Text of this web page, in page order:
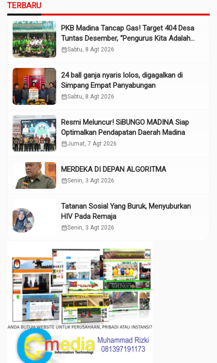
TERBARU
PKB Madina Tancap Gas! Target 404 Desa
Tuntas Desember, “Pengurus Kita Adalah
Tokoh”
calendar_monthSabtu, 8 Agt 2026
24 ball ganja nyaris lolos, digagalkan di
Simpang Empat Panyabungan
calendar_monthSabtu, 8 Agt 2026
Resmi Meluncur! SiBUNGO MADINA Siap
Optimalkan Pendapatan Daerah Madina
calendar_monthJumat, 7 Agt 2026
MERDEKA DI DEPAN ALGORITMA
calendar_monthSenin, 3 Agt 2026
Tatanan Sosial Yang Buruk, Menyuburkan
HIV Pada Remaja
calendar_monthSenin, 3 Agt 2026